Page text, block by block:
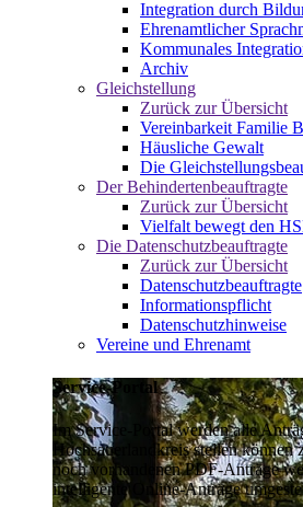
Integration durch
Ehrenamtlicher
Kommunales
Archiv
Gleichstellung
Zurück zur Übersicht
Vereinbarkeit Familie
Häusliche Gewalt
Die
Der Behindertenbeauftragte
Zurück zur Übersicht
Vielfalt bewegt den
Die Datenschutzbeauftragte
Zurück zur Übersicht
Datenschutzbeauftragte
Informationspflicht
Datenschutzhinweise
Vereine und Ehrenamt
Service-Portal
Im Service-Portal werden alle
Hochsauerlandkreis stellen können
noch vorhandenen PDF-Anträge
intelligente Online-Anträge